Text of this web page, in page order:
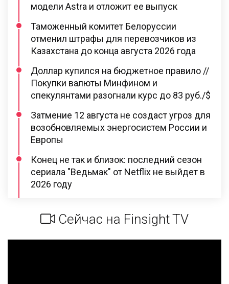
модели Astra и отложит ее выпуск
Таможенный комитет Белоруссии
отменил штрафы для перевозчиков из
Казахстана до конца августа 2026 года
Доллар купился на бюджетное правило //
Покупки валюты Минфином и
спекулянтами разогнали курс до 83 руб./$
Затмение 12 августа не создаст угроз для
возобновляемых энергосистем России и
Европы
Конец не так и близок: последний сезон
сериала "Ведьмак" от Netflix не выйдет в
2026 году
Сейчас на Finsight TV